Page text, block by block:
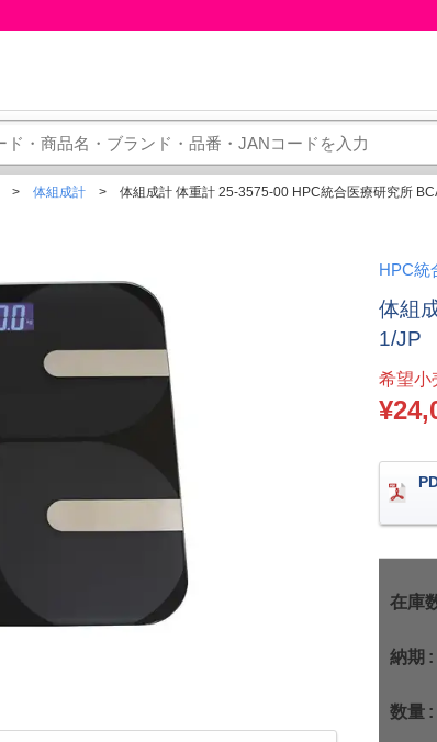
体組成計 体組成計 体重計 25-3575-00 HPC統合医療研究所
HPC統
体組
1/JP
希望小
在庫
納期
数量